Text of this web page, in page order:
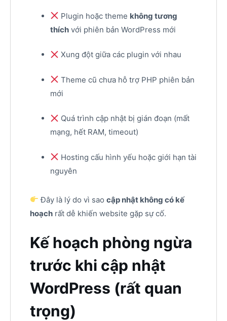
Plugin hoặc theme không tương
thíchvới phiên bản WordPress mới
Xung đột giữa các plugin với nhau
Theme cũ chưa hỗ trợ PHP phiên bản
mới
Quá trình cập nhật bị gián đoạn (mất
mạng, hết RAM, timeout)
Hosting cấu hình yếu hoặc giới hạn tài
nguyên
Đây là lý do vì sao cập nhật không có kế
hoạchrất dễ khiến website gặp sự cố.
Kế hoạch phòng ngừa
trước khi cập nhật
WordPress (rất quan
trọng)